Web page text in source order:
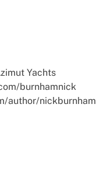
Yachts
burnhamnick
author/nickburnham